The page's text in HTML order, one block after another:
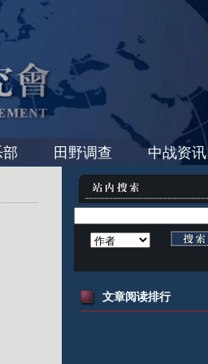
田野调查 中战资讯
文章阅读排行